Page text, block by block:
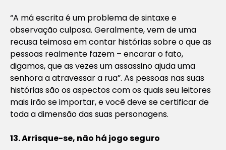
“A má escrita é um problema de sintaxe e
observação culposa. Geralmente, vem de uma
recusa teimosa em contar histórias sobre o que as
pessoas realmente fazem – encarar o fato,
digamos, que as vezes um assassino ajuda uma
senhora a atravessar a rua”. As pessoas nas suas
histórias são os aspectos com os quais seu leitores
mais irão se importar, e você deve se certificar de
toda a dimensão das suas personagens.
13. Arrisque-se, não há jogo seguro